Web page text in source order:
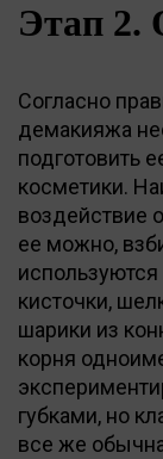
Этап 2.
Согласно
демакияжа
подготовить
косметики.
воздействие
ее можно,
кисточки,
шарики из
корня
губками, но
все же